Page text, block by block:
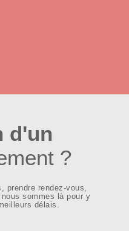
d'un
?
prendre rendez-vous,
sommes là pour y
délais.